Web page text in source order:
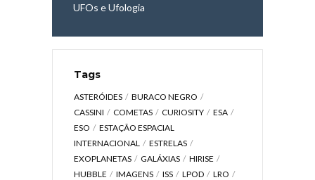
UFOs e Ufologia
Tags
ASTERÓIDES
BURACO NEGRO
CASSINI
COMETAS CURIOSITY
ESA
ESO
ESTAÇÃO ESPACIAL
INTERNACIONAL
ESTRELAS
EXOPLANETAS
GALÁXIAS
HIRISE
HUBBLE
IMAGENS ISS LPOD
LRO